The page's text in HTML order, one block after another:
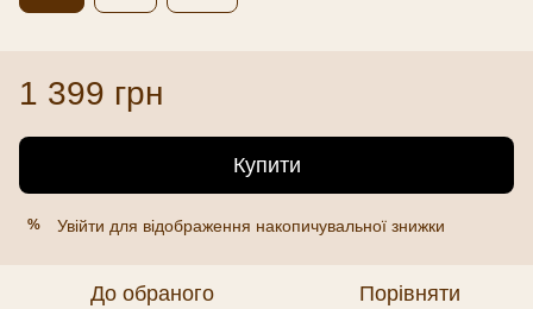
1 399 грн
Купити
% Увійти для відображення накопичувальної знижки
До обраного Порівняти